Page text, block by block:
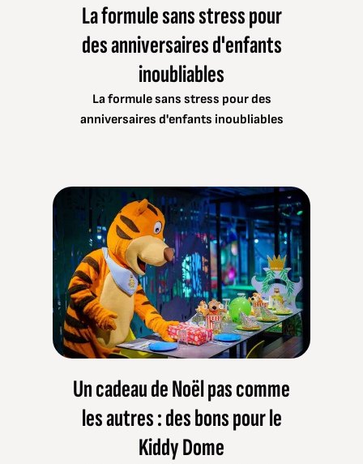
La formule sans stress pour
des anniversaires d'enfants
inoubliables
La formule sans stress pour des
anniversaires d'enfants inoubliables
Un cadeau de Noël pas comme
les autres : des bons pour le
Kiddy Dome